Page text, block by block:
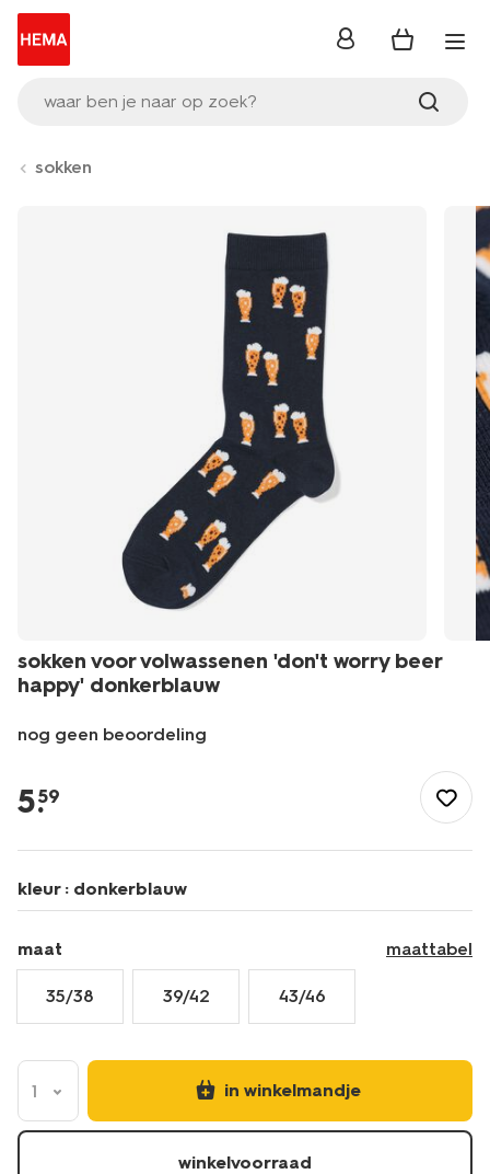
waar ben je naar op zoek?
inloggen
sokken
sokken voor volwassenen 'don't worry beer
happy' donkerblauw
nog geen beoordeling
voor-
volwassenen-
worry-
beer-
happy-
4100325DARKBLUE.html
5.
59
kleur : donkerblauw
maat maattabel
35/38 39/42 43/46
1 in winkelmandje
winkelvoorraad